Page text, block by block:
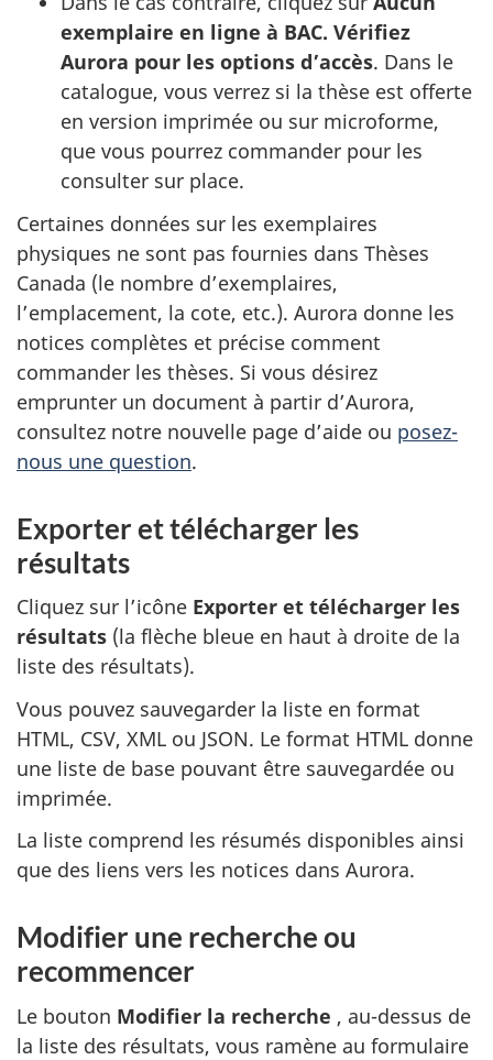
exemplaire en ligne à BAC. Vérifiez
Aurora pour les options d’accès. Dans le
catalogue, vous verrez si la thèse est offerte
en version imprimée ou sur microforme,
que vous pourrez commander pour les
consulter sur place.
Certaines données sur les exemplaires
physiques ne sont pas fournies dans Thèses
Canada (le nombre d’exemplaires,
l’emplacement, la cote, etc.). Aurora donne les
notices complètes et précise comment
commander les thèses. Si vous désirez
emprunter un document à partir d’Aurora,
consultez notre nouvelle page d’aide ou posez-
nous une question.
Exporter et télécharger les
résultats
Cliquez sur l’icône Exporter et télécharger les
résultats (la flèche bleue en haut à droite de la
liste des résultats).
Vous pouvez sauvegarder la liste en format
HTML, CSV, XML ou JSON. Le format HTML donne
une liste de base pouvant être sauvegardée ou
imprimée.
La liste comprend les résumés disponibles ainsi
que des liens vers les notices dans Aurora.
Modifier une recherche ou
recommencer
Le bouton Modifier la recherche , au-dessus de
la liste des résultats, vous ramène au formulaire